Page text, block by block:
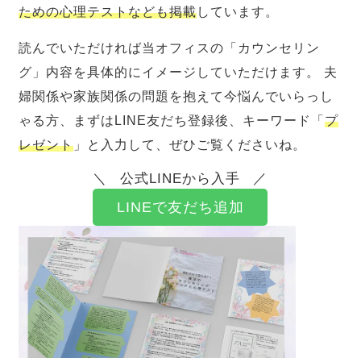
ための心理テストなども掲載しています。
読んでいただければ当オフィスの「カウンセリン
グ」内容を具体的にイメージしていただけます。 夫
婦関係や家族関係の問題を抱えて今悩んでいらっし
ゃる方、まずはLINE友だち登録後、キーワード「プ
レゼント 」と入力して、ぜひご覧くださいね。
公式LINEから入手
LINEで友だち追加